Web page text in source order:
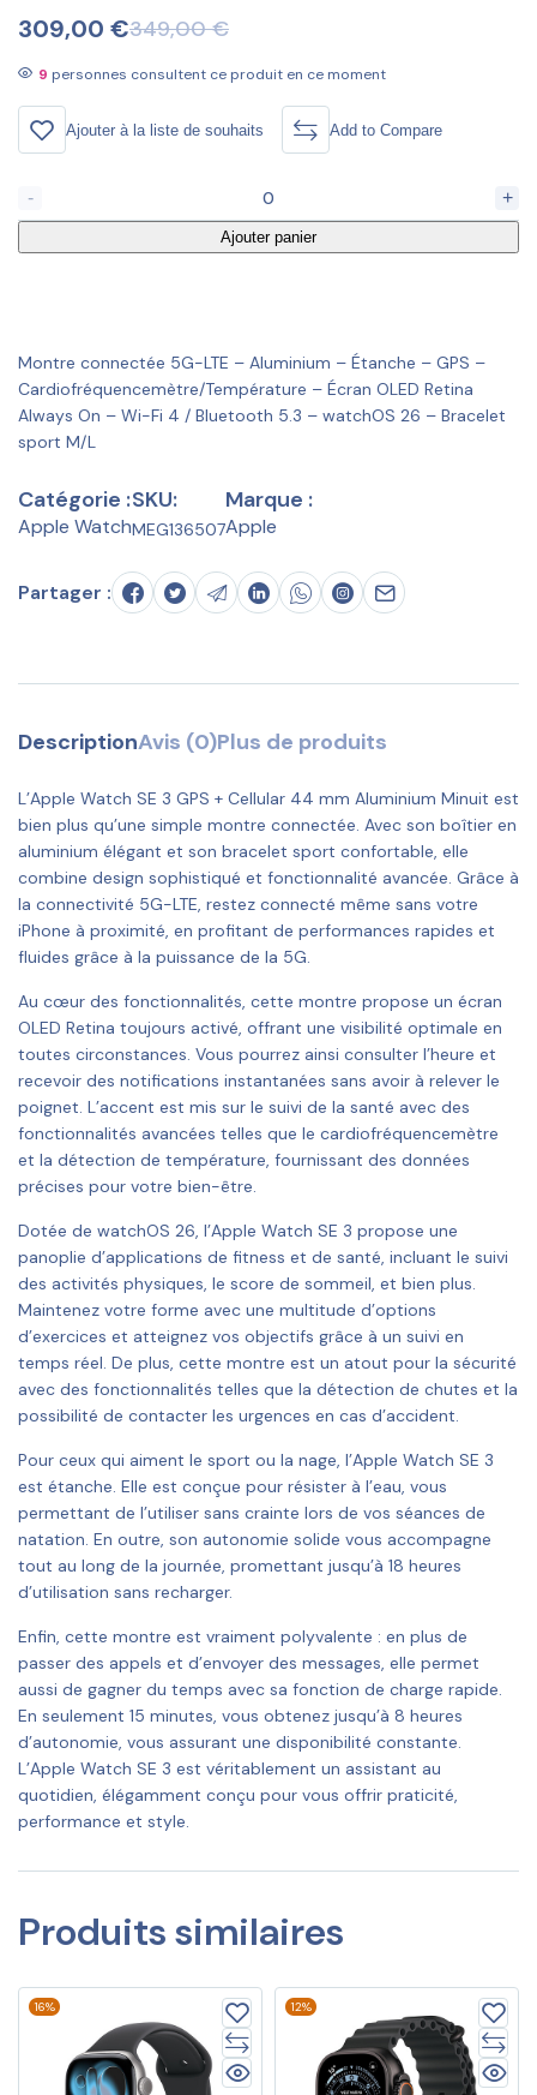
349,00€
309,00 €
9 personnes consultent ce produit en ce moment
Ajouter à la liste de souhaits Add to Compare
- +
Ajouter panier
Montre connectée 5G-LTE – Aluminium – Étanche – GPS –
Cardiofréquencemètre/Température – Écran OLED Retina
Always On – Wi-Fi 4 / Bluetooth 5.3 – watchOS 26 – Bracelet
sport M/L
Catégorie :
Apple Watch
SKU:
MEG136507
Marque :
Apple
Partager :
DescriptionAvis (0)Plus de produits
L’Apple Watch SE 3 GPS + Cellular 44 mm Aluminium Minuit est
bien plus qu’une simple montre connectée. Avec son boîtier en
aluminium élégant et son bracelet sport confortable, elle
combine design sophistiqué et fonctionnalité avancée. Grâce à
la connectivité 5G-LTE, restez connecté même sans votre
iPhone à proximité, en profitant de performances rapides et
fluides grâce à la puissance de la 5G.
Au cœur des fonctionnalités, cette montre propose un écran
OLED Retina toujours activé, offrant une visibilité optimale en
toutes circonstances. Vous pourrez ainsi consulter l’heure et
recevoir des notifications instantanées sans avoir à relever le
poignet. L’accent est mis sur le suivi de la santé avec des
fonctionnalités avancées telles que le cardiofréquencemètre
et la détection de température, fournissant des données
précises pour votre bien-être.
Dotée de watchOS 26, l’Apple Watch SE 3 propose une
panoplie d’applications de fitness et de santé, incluant le suivi
des activités physiques, le score de sommeil, et bien plus.
Maintenez votre forme avec une multitude d’options
d’exercices et atteignez vos objectifs grâce à un suivi en
temps réel. De plus, cette montre est un atout pour la sécurité
avec des fonctionnalités telles que la détection de chutes et la
possibilité de contacter les urgences en cas d’accident.
Pour ceux qui aiment le sport ou la nage, l’Apple Watch SE 3
est étanche. Elle est conçue pour résister à l’eau, vous
permettant de l’utiliser sans crainte lors de vos séances de
natation. En outre, son autonomie solide vous accompagne
tout au long de la journée, promettant jusqu’à 18 heures
d’utilisation sans recharger.
Enfin, cette montre est vraiment polyvalente : en plus de
passer des appels et d’envoyer des messages, elle permet
aussi de gagner du temps avec sa fonction de charge rapide.
En seulement 15 minutes, vous obtenez jusqu’à 8 heures
d’autonomie, vous assurant une disponibilité constante.
L’Apple Watch SE 3 est véritablement un assistant au
quotidien, élégamment conçu pour vous offrir praticité,
performance et style.
Produits similaires
16% 12%